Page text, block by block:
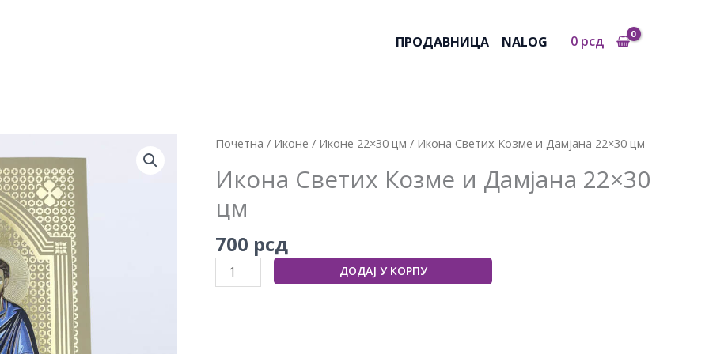
ПРОДАВНИЦА NALOG 0 рсд
Почетна / Иконе / Иконе 22×30 цм / Икона Светих Козме и Дамјана 22×30 цм
Икона Светих Козме и Дамјана 22×30
цм
700 рсд
Икона
Козме
и
Дамјана
22×30
цм
количина
ДОДАЈ У КОРПУ